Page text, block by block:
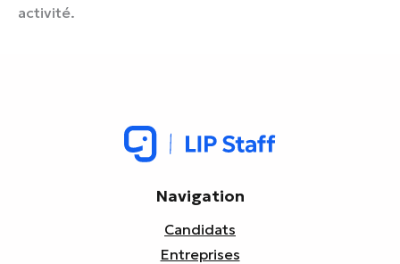
activité.
Navigation
Candidats
Entreprises